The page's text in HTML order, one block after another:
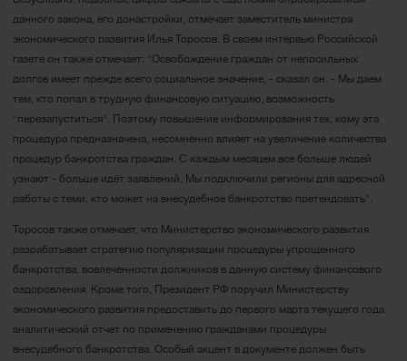
данного закона, его донастройки, отмечает заместитель министра
экономического развития Илья Торосов. В своем интервью Российской
газете он также отмечает: "Освобождение граждан от непосильных
долгов имеет прежде всего социальное значение, - сказал он. - Мы даем
тем, кто попал в трудную финансовую ситуацию, возможность
"перезапуститься". Поэтому повышение информирования тех, кому эта
процедура предназначена, несомненно влияет на увеличение количества
процедур банкротства граждан. С каждым месяцем все больше людей
узнают - больше идёт заявлений. Мы подключили регионы для адресной
работы с теми, кто может на внесудебное банкротство претендовать".
Торосов также отмечает, что Министерство экономического развития
разрабатывает стратегию популяризации процедуры упрощенного
банкротства, вовлеченности должников в данную систему финансового
оздоровления. Кроме того, Президент РФ поручил Министерству
экономического развития предоставить до первого марта текущего года
аналитический отчет по применению гражданами процедуры
внесудебного банкротства. Особый акцент в документе должен быть